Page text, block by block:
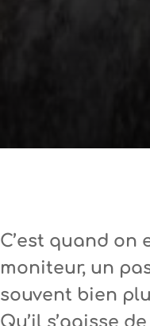
C’est quand on
moniteur, un
souvent bien
Qu’il s’agisse